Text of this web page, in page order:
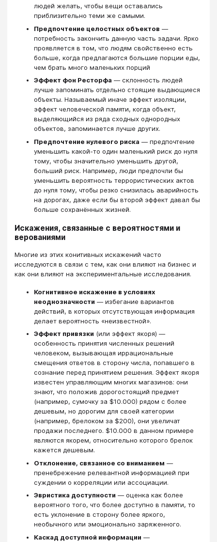
людей желать, чтобы вещи оставались
приблизительно теми же самыми.
Предпочтение целостных объектов —
потребность закончить данную часть задачи. Ярко
проявляется в том, что людям свойственно есть
больше, когда предлагаются большие порции еды,
чем брать много маленьких порций
Эффект фон Ресторфа — склонность людей
лучше запоминать отдельно стоящие выдающиеся
объекты. Называемый иначе эффект изоляции,
эффект человеческой памяти, когда объект,
выделяющийся из ряда сходных однородных
объектов, запоминается лучше других.
Предпочтение нулевого риска — предпочтение
уменьшить какой-то один маленький риск до нуля
тому, чтобы значительно уменьшить другой,
больший риск. Например, люди предпочли бы
уменьшить вероятность террористических актов
до нуля тому, чтобы резко снизилась аварийность
на дорогах, даже если бы второй эффект давал бы
больше сохранённых жизней.
Искажения, связанные с вероятностями и
верованиями
Многие из этих конитивных искажений часто
исследуются в связи с тем, как они влияют на бизнес и
как они влияют на экспериментальные исследования.
Когнитивное искажение в условиях
неоднозначности — избегание вариантов
действий, в которых отсутствующая информация
делает вероятность «неизвестной».
Эффект привязки (или эффект якоря) —
особенность принятия численных решений
человеком, вызывающая иррациональные
смещения ответов в сторону числа, попавшего в
сознание перед принятием решения. Эффект якоря
известен управляющим многих магазинов: они
знают, что положив дорогостоящий предмет
(например, сумочку за $10.000) рядом с более
дешевым, но дорогим для своей категории
(например, брелоком за $200), они увеличат
продажи последнего. $10.000 в данном примере
являются якорем, относительно которого брелок
кажется дешевым.
Отклонение, связанное со вниманием —
пренебрежение релевантной информацией при
суждении о корреляции или ассоциации.
Эвристика доступности — оценка как более
вероятного того, что более доступно в памяти, то
есть уклонение в сторону более яркого,
необычного или эмоционально заряженного.
Каскад доступной информации —